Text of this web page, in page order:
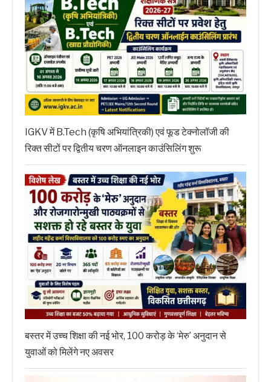
IGKV में B.Tech (कृषि अभियांत्रिकी) एवं फूड टेक्नोलॉजी की
रिक्त सीटों पर द्वितीय चरण ऑनलाइन काउंसिलिंग शुरू
बस्तर में उच्च शिक्षा की नई भोर, 100 करोड़ के ‘मेरु’ अनुदान से
युवाओं को मिलेंगे नए अवसर